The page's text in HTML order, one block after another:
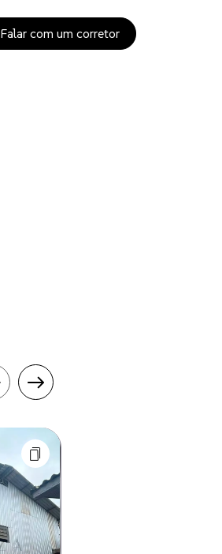
Falar com um corretor